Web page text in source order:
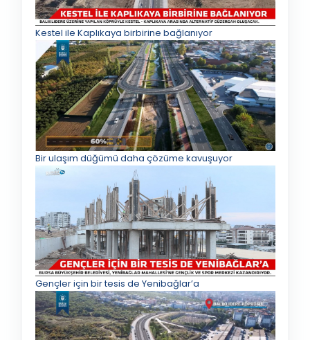
Kestel ile Kaplıkaya birbirine bağlanıyor
Bir ulaşım düğümü daha çözüme kavuşuyor
Gençler için bir tesis de Yenibağlar’a